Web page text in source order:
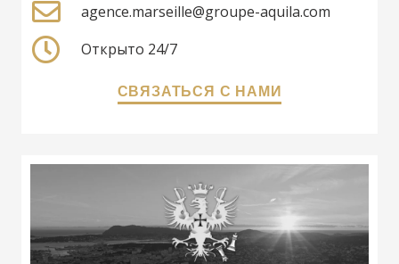
agence.marseille@groupe-aquila.com
Открыто 24/7
СВЯЗАТЬСЯ С НАМИ